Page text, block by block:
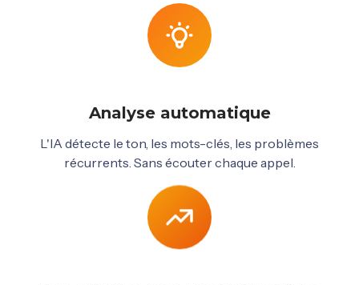
Analyse automatique
L'IA détecte le ton, les mots-clés, les problèmes
récurrents. Sans écouter chaque appel.